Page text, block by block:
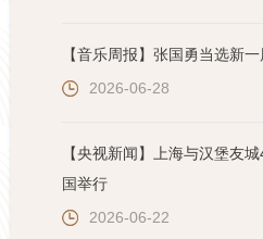
【音乐周报】张国勇当选新
2026-06-28
【央视新闻】上海与汉堡友
国举行
2026-06-22